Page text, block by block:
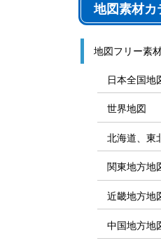
地図素材カ
地図フリー素
日本全国地
世界地図
北海道、東
関東地方地
近畿地方地
中国地方地